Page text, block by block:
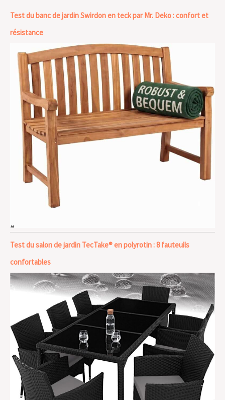
Test du banc de jardin Swirdon en teck par Mr. Deko : confort et
résistance
Test du salon de jardin TecTake® en polyrotin : 8 fauteuils
confortables